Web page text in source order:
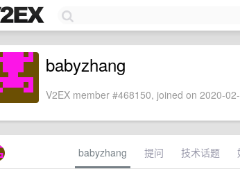
babyzhang
V2EX member #468150, joined on 2020-
babyzhang 提问 技术话题